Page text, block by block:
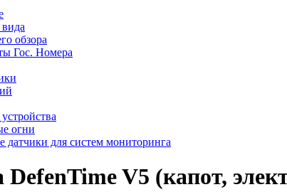
обзора
Гос. Номера
огни
датчики для систем мониторинга
DefenTime V5 (капот,